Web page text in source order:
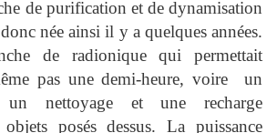
de purification et de dynamisation
née ainsi il y a quelques années.
de radionique qui permettait
pas une demi-heure, voire un
un nettoyage et une recharge
posés dessus. La puissance